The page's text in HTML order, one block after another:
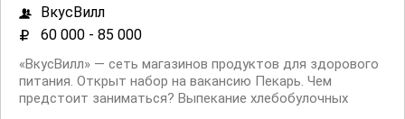
ВкусВилл
60 000 - 85 000
«ВкусВилл» — сеть магазинов продуктов для здорового
питания. Открыт набор на вакансию Пекарь. Чем
предстоит заниматься? Выпекание хлебобулочных